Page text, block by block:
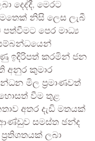
දෙද්දී, මෙරට
නිසි ලෙස ලැබී
පෙර මාධ්‍ය
ඉදිරිපත් කරමින් ජන
අනුර කුමාර
මිල ප්‍රමාණවත්
වීම තුළ
අතර දැඩි මතයක්
සමස්ත ඡන්ද
ලබා